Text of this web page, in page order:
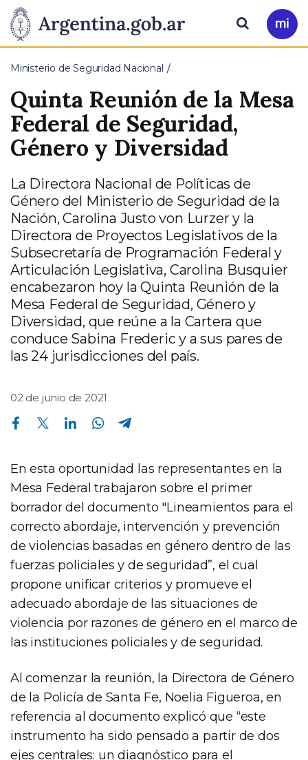
Presidencia
de
la
Nación
Pasar al contenido principal
Ir
a
Buscar
Ministerio de Seguridad Nacional
Quinta Reunión de la Mesa
Federal de Seguridad,
Género y Diversidad
La Directora Nacional de Políticas de
Género del Ministerio de Seguridad de la
Nación, Carolina Justo von Lurzer y la
Directora de Proyectos Legislativos de la
Subsecretaría de Programación Federal y
Articulación Legislativa, Carolina Busquier
encabezaron hoy la Quinta Reunión de la
Mesa Federal de Seguridad, Género y
Diversidad, que reúne a la Cartera que
conduce Sabina Frederic y a sus pares de
las 24 jurisdicciones del país.
02 de junio de 2021
Compartir en Facebook Compartir en Twitter Compartir en Linkedin Compartir en Whatsapp
En esta oportunidad las representantes en la
Mesa Federal trabajaron sobre el primer
borrador del documento "Lineamientos para el
correcto abordaje, intervención y prevención
de violencias basadas en género dentro de las
fuerzas policiales y de seguridad”, el cual
propone unificar criterios y promueve el
adecuado abordaje de las situaciones de
violencia por razones de género en el marco de
las instituciones policiales y de seguridad.
Al comenzar la reunión, la Directora de Género
de la Policía de Santa Fe, Noelia Figueroa, en
referencia al documento explicó que “este
instrumento ha sido pensado a partir de dos
ejes centrales: un diagnóstico para el